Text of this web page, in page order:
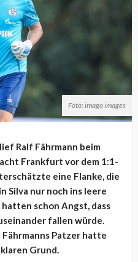
Foto: imago images
Ralf Fährmann beim
Frankfurt vor dem 1:1-
eine Flanke, die
Silva nur noch ins leere
schon Angst, dass
fallen würde.
Fährmanns Patzer hatte
Grund.